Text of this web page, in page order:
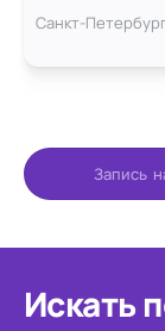
Санкт-
Запись
Искать